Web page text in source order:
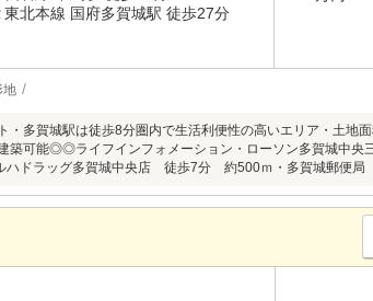
東北本線 国府多賀城駅 徒歩27分
地
多賀城駅は徒歩8分圏内で生活利便性の高いエリア・土地
築可能◎◎ライフインフォメーション・ローソン多賀城
ハドラッグ多賀城中央店 徒歩7分 約500ｍ・多賀城郵便